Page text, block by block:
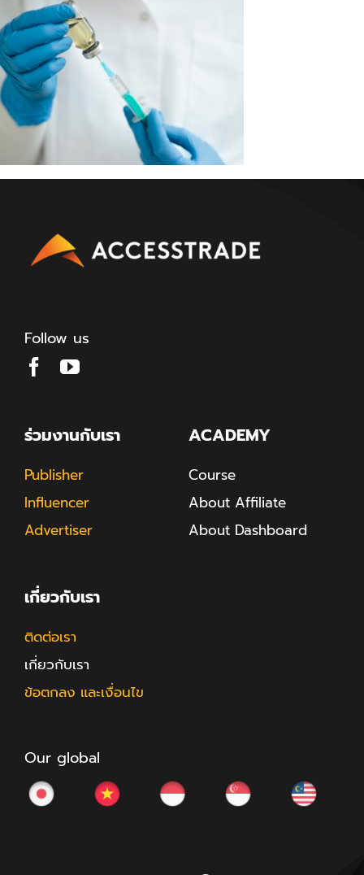
Follow us
ร่วมงานกับเรา
Publisher
Influencer
Advertiser
ACADEMY
Course
About Affiliate
About Dashboard
เกี่ยวกับเรา
ติดต่อเรา
เกี่ยวกับเรา
ข้อตกลง และเงื่อนไข
Our global